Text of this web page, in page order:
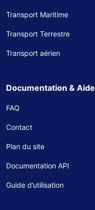
Transport Maritime
Transport Terrestre
Transport aérien
Documentation & Aide
FAQ
Contact
Plan du site
Documentation API
Guide d’utilisation